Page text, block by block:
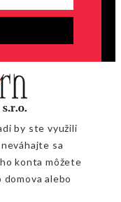
by ste využili
sa
konta môžete
domova alebo